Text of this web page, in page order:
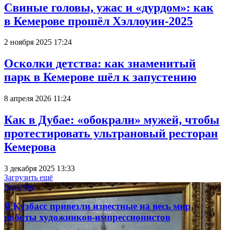
Свиные головы, ужас и «дурдом»: как
в Кемерове прошёл Хэллоуин-2025
2 ноября 2025 17:24
Осколки детства: как знаменитый
парк в Кемерове шёл к запустению
8 апреля 2026 11:24
Как в Дубае: «обокрали» мужей, чтобы
протестировать ультрановый ресторан
Кемерова
3 декабря 2025 13:33
Загрузить ещё
Культура
В Кузбасс привезли известные на весь мир
работы художников-импрессионистов